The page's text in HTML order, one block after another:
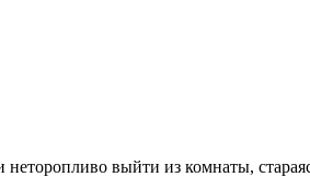
неторопливо выйти из комнаты,